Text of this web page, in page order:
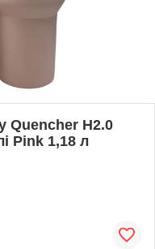
Quencher H2.0
Pink 1,18 л